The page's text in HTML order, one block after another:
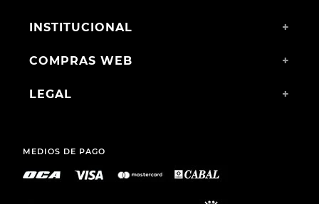
INSTITUCIONAL +
COMPRAS WEB +
LEGAL +
MEDIOS DE PAGO